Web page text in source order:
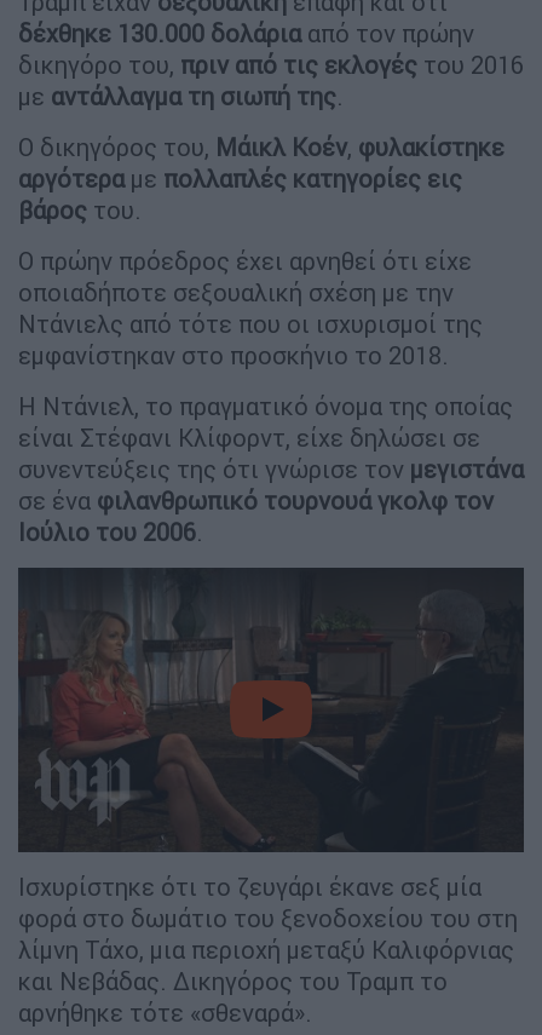
δέχθηκε 130.000 δολάριααπό τον πρώην
δικηγόρο του, πριν από τις εκλογές του 2016
με αντάλλαγμα τη σιωπή της.
Ο δικηγόρος του, Μάικλ Κοέν, φυλακίστηκε
αργότεραμε πολλαπλές κατηγορίες εις
βάρος του.
Ο πρώην πρόεδρος έχει αρνηθεί ότι είχε
οποιαδήποτε σεξουαλική σχέση με την
Ντάνιελς από τότε που οι ισχυρισμοί της
εμφανίστηκαν στο προσκήνιο το 2018.
Η Ντάνιελ, το πραγματικό όνομα της οποίας
είναι Στέφανι Κλίφορντ, είχε δηλώσει σε
συνεντεύξεις της ότι γνώρισε τον μεγιστάνα
σε ένα φιλανθρωπικό τουρνουά γκολφ τον
Ιούλιο του 2006.
video
Ισχυρίστηκε ότι το ζευγάρι έκανε σεξ μία
φορά στο δωμάτιο του ξενοδοχείου του στη
λίμνη Τάχο, μια περιοχή μεταξύ Καλιφόρνιας
και Νεβάδας. Δικηγόρος του Τραμπ το
αρνήθηκε τότε «σθεναρά».